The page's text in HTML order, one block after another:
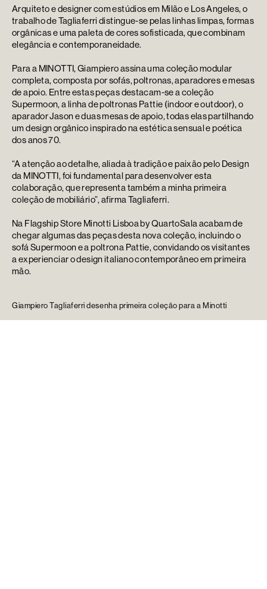
Arquiteto e designer com estúdios em Milão e Los Angeles, o
trabalho de Tagliaferri distingue-se pelas linhas limpas, formas
orgânicas e uma paleta de cores sofisticada, que combinam
elegância e contemporaneidade.
Para a MINOTTI, Giampiero assina uma coleção modular
completa, composta por sofás, poltronas, aparadores e mesas
de apoio. Entre estas peças destacam-se a coleção
Supermoon, a linha de poltronas Pattie (indoor e outdoor), o
aparador Jason e duas mesas de apoio, todas elas partilhando
um design orgânico inspirado na estética sensual e poética
dos anos 70.
“A atenção ao detalhe, aliada à tradição e paixão pelo Design
da MINOTTI, foi fundamental para desenvolver esta
colaboração, que representa também a minha primeira
coleção de mobiliário”, afirma Tagliaferri.
Na Flagship Store Minotti Lisboa by QuartoSala acabam de
chegar algumas das peças desta nova coleção, incluindo o
sofá Supermoon e a poltrona Pattie, convidando os visitantes
a experienciar o design italiano contemporâneo em primeira
mão.
Giampiero Tagliaferri desenha primeira coleção para a Minotti